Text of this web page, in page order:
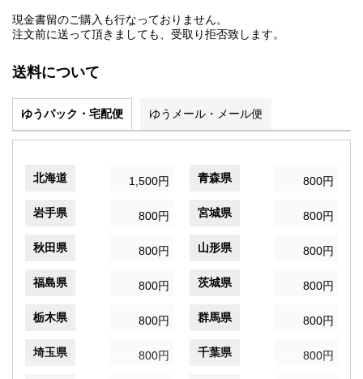
現金書留のご購入も行なっておりません。
注文前に送って頂きましても、受取り拒否致します。
送料について
ゆうパック・宅配便 ゆうメール・メール便
北海道 1,500円 青森県 800円
岩手県 800円 宮城県 800円
秋田県 800円 山形県 800円
福島県 800円 茨城県 800円
栃木県 800円 群馬県 800円
埼玉県 800円 千葉県 800円